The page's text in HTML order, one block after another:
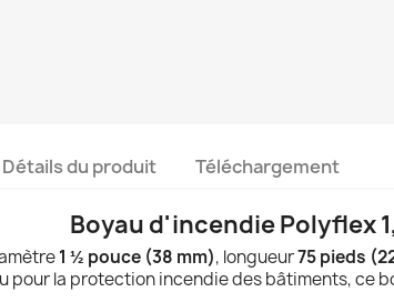
Détails du produit Téléchargement
Boyau d'incendie Polyflex
1 ½ pouce (38 mm), longueur75 pieds
pour la protection incendie des bâtiments, ce